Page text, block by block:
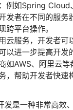
例如Spring
发者在不同的服务
跨平台操作。
云服务，开发者可
以进一步提高开发
如AWS、阿里云等
，帮助开发者快速
发是一种非常高效